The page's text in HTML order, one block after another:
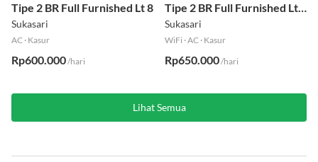
Tipe 2 BR Full Furnished Lt 8
Sukasari
AC · Kasur
Rp600.000/hari
Tipe 2 BR Full Furnished Lt
19
Sukasari
WiFi ·AC · Kasur
Rp650.000/hari
Lihat Semua